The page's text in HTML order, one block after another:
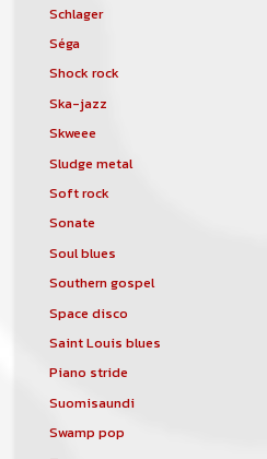
Schlager
Séga
Shock rock
Ska-jazz
Skweee
Sludge metal
Soft rock
Sonate
Soul blues
Southern gospel
Space disco
Saint Louis blues
Piano stride
Suomisaundi
Swamp pop